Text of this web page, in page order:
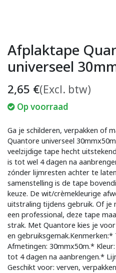
Afplaktape
universeel
2,65 €(Excl. btw)
Op voorraad
Ga je schilderen, verpakken of
Quantore universeel
veelzijdige tape hecht
is tot wel 4 dagen na
zónder lijmresten achter te
samenstelling is de tape
keuze. De wit/crèmekleurige
uitstraling tijdens gebruik. Of je
een professional, deze tape
strak. Met Quantore kies je
en
Afmetingen: 30mmx50m.*
tot 4 dagen na aanbrengen.*
Geschikt voor: verven,